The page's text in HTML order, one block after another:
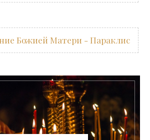
Божией Матери - Параклис